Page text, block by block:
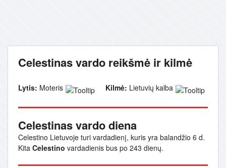
Celestinas vardo reikšmė ir kilmė
Lytis: Moteris Kilmė: Lietuvių kalba
Celestinas vardo diena
Celestino Lietuvoje turi vardadienį, kuris yra balandžio 6 d.
Kita Celestino vardadienis bus po 243 dienų.